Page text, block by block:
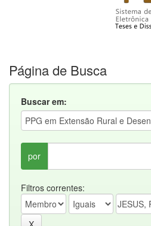
Página de Busca
Buscar em:
por
Filtros correntes: